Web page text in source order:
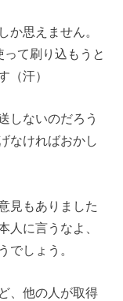
か思えません。
て刷り込もうと
（汗）
しないのだろう
なければおかし
見もありました
人に言うなよ、
でしょう。
、他の人が取得